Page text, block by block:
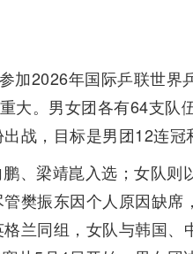
加2026年国际乒联世界
大。男女团各有64支队
战，目标是男团12连冠
、梁靖崑入选；女队则
樊振东因个人原因缺席
兰同组，女队与韩国、